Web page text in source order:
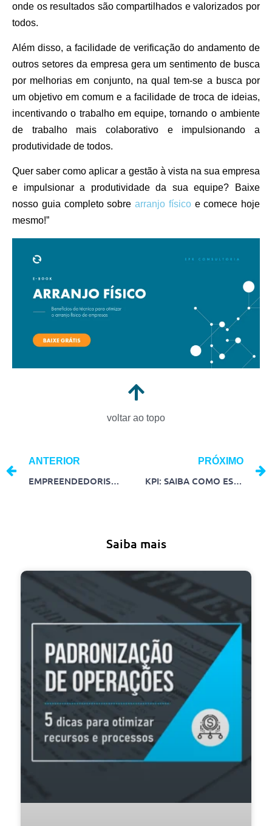
onde os resultados são compartilhados e valorizados por
todos.
Além disso, a facilidade de verificação do andamento de
outros setores da empresa gera um sentimento de busca
por melhorias em conjunto, na qual tem-se a busca por
um objetivo em comum e a facilidade de troca de ideias,
incentivando o trabalho em equipe, tornando o ambiente
de trabalho mais colaborativo e impulsionando a
produtividade de todos.
Quer saber como aplicar a gestão à vista na sua empresa
e impulsionar a produtividade da sua equipe? Baixe
nosso guia completo sobre arranjo físico e comece hoje
mesmo!”
voltar ao topo
ANTERIOR
EMPREENDEDORISMO E INOVAÇÃO: A DUPLA PERFEITA PARA ALAVANCAR SEUS NEGÓCIOS
PRÓXIMO
KPI: SAIBA COMO ESCOLHER OS INDICADORES CERTEIROS PARA O SEU NEGÓCIO
Saiba mais